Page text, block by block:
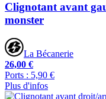
Clignotant avant
monster
La Bécanerie
26,00 €
Ports : 5,90 €
Plus d'infos